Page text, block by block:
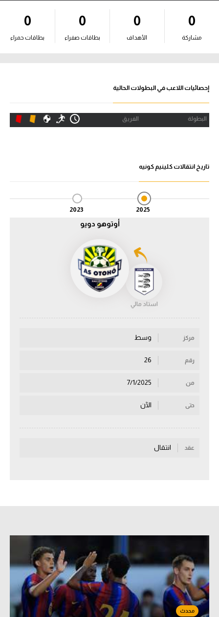
آراء حرة
ركن الألعاب
الدوري المصري
الدوري الإنجليزي الممتاز
الدوري الإيطالي
دوري أبطال أوروبا
دوري أبطال إفريقيا
أقسام
سعودي في الجول
أمم إفريقيا
كرة السلة الأمريكية
كرة سلة
0
مشاركة
0
الأهداف
0
بطاقات صفراء
0
بطاقات حمراء
إحصائيات اللاعب في البطولات الحالية
البطولة الفريق
تاريخ انتقالات كلينيم كونيه
2025
2023
أوتوهو دويو
استاد مالي
مركز وسط
رقم
من
حتى الآن
عقد انتقال